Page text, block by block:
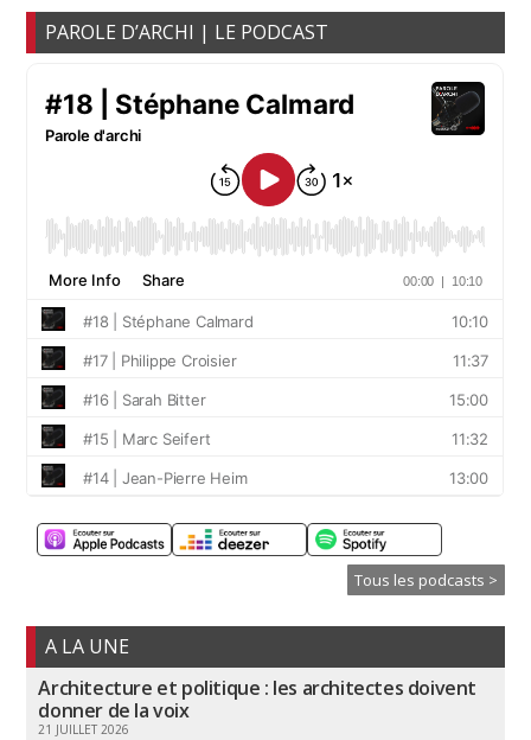
PAROLE D’ARCHI | LE PODCAST
Tous les podcasts >
A LA UNE
Architecture et politique : les architectes doivent
donner de la voix
21 JUILLET 2026